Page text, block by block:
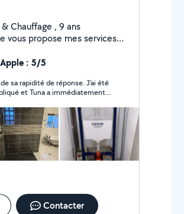
Chauffage , 9 ans
- ballon
eau - radiateurs -
- Parois - baignoires -
:
- recherche de fuites -
- remplacement de joints
- Réactif & devis rapide -
adaptées - Prix
: 5/5
sa rapidité de réponse. J’ai été
et Tuna a immédiatement
rapidement pour donner suite . Vous méritez le succès.
Contacter